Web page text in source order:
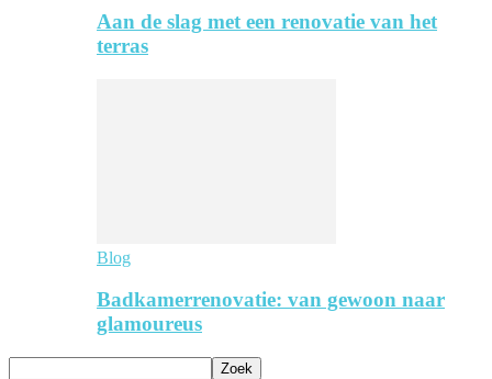
Aan de slag met een renovatie van het
terras
Blog
Badkamerrenovatie: van gewoon naar
glamoureus